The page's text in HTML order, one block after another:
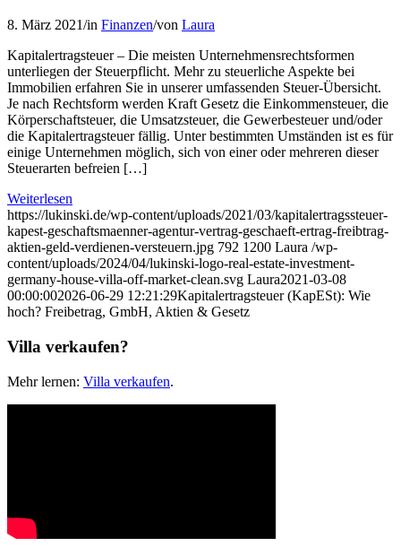
8. März 2021/in Finanzen/von Laura
Kapitalertragsteuer – Die meisten Unternehmensrechtsformen
unterliegen der Steuerpflicht. Mehr zu steuerliche Aspekte bei
Immobilien erfahren Sie in unserer umfassenden Steuer-Übersicht.
Je nach Rechtsform werden Kraft Gesetz die Einkommensteuer, die
Körperschaftsteuer, die Umsatzsteuer, die Gewerbesteuer und/oder
die Kapitalertragsteuer fällig. Unter bestimmten Umständen ist es für
einige Unternehmen möglich, sich von einer oder mehreren dieser
Steuerarten befreien […]
Weiterlesen
https://lukinski.de/wp-content/uploads/2021/03/kapitalertragssteuer-
kapest-geschaftsmaenner-agentur-vertrag-geschaeft-ertrag-freibtrag-
aktien-geld-verdienen-versteuern.jpg 792 1200 Laura /wp-
content/uploads/2024/04/lukinski-logo-real-estate-investment-
germany-house-villa-off-market-clean.svg Laura2021-03-08
00:00:002026-06-29 12:21:29Kapitalertragsteuer (KapESt): Wie
hoch? Freibetrag, GmbH, Aktien & Gesetz
Villa verkaufen?
Mehr lernen: Villa verkaufen.